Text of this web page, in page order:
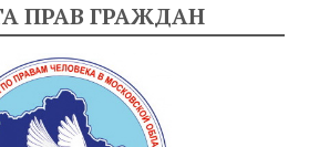
ПРАВ ГРАЖДАН